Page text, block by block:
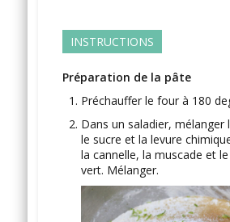
INSTRUCTIONS
Préparation de la pâte
Préchauffer le four à 180
Dans un saladier, mélanger
le sucre et la levure
la cannelle, la muscade et
vert. Mélanger.